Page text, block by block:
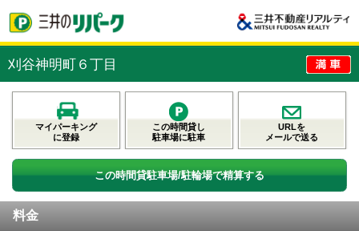
刈谷神明町６丁目
マイパーキング
に登録
この時間貸し
駐車場に駐車
URLを
メールで送る
この時間貸駐車場/駐輪場で精算する
料金